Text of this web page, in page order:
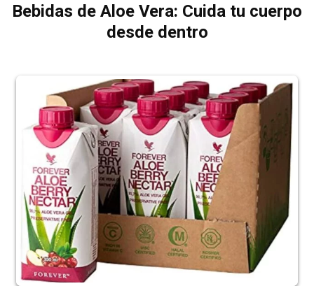
Bebidas de Aloe Vera: Cuida tu cuerpo
desde dentro